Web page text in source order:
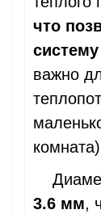
что
важно
комната)
3.6 мм,